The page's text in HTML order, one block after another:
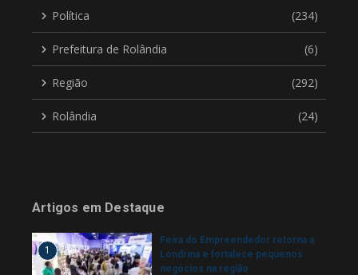
Política (234)
Prefeitura de Rolândia (6)
Região (292)
Rolândia (24)
Artigos em Destaque
1
Feira do Empreendedor retorna a
Londrina e fortalece pequenos
negócios na região